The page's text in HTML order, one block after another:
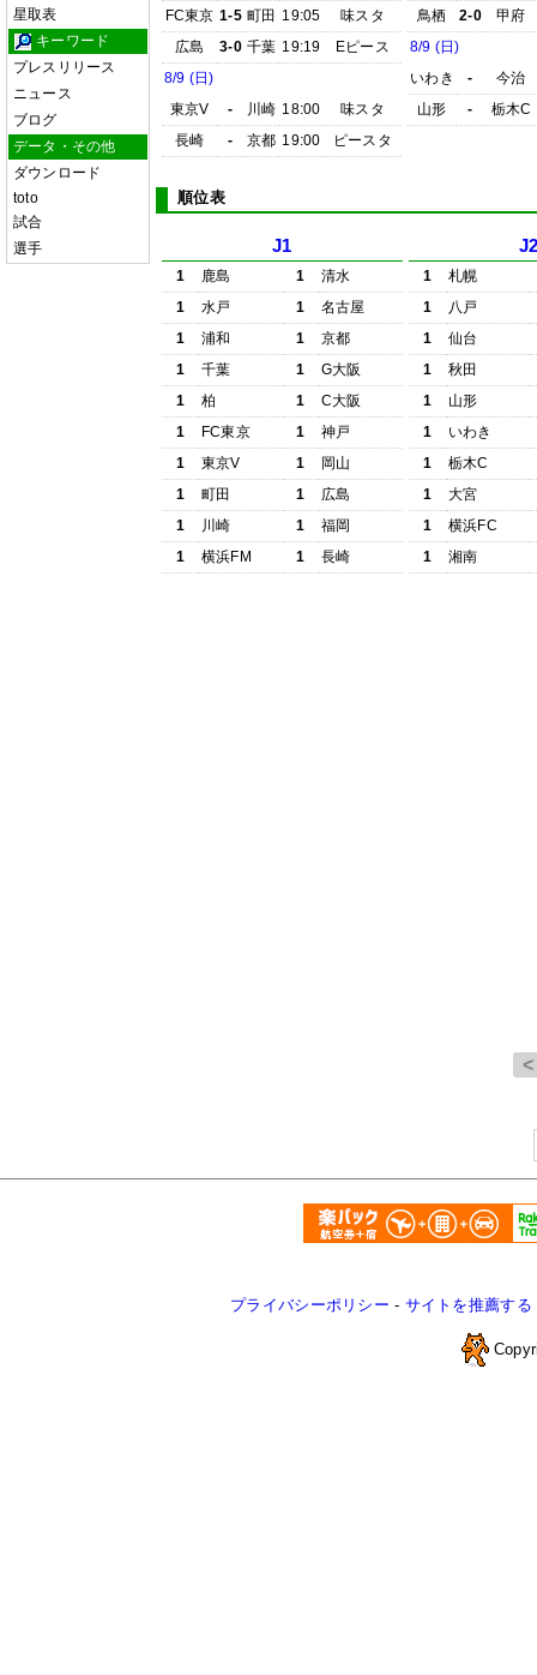
星取表
キーワード
プレスリリース
ニュース
ブログ
データ・その他
ダウンロード
toto
試合
選手
FC東京 1-5 町田 19:05
味スタ
広島
3-0 千葉 19:19
Eピース
8/9 (日)
東京V
- 川崎 18:00
味スタ
長崎
- 京都 19:00 ピースタ
鳥栖
2-0
甲府
8/9 (日)
いわき
-
今治
山形
- 栃木C
順位表
J1
1 鹿島 1
清水
1
水戸 1
名古屋
1
浦和 1
京都
1
千葉 1
G大阪
1
柏 1
C大阪
1
FC東京 1
神戸
1
東京V 1
岡山
1
町田 1
広島
1
川崎 1
福岡
1
横浜FM 1 長崎
1
札幌
1
八戸
1
仙台
1
秋田
1
山形
1
いわき
1
栃木C
1
大宮
1
横浜FC
1
湘南
プライバシーポリシー - サイトを推薦する